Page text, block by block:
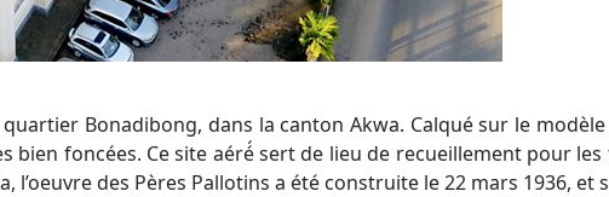
Bonadibong, dans la canton Akwa. Calqué sur le
foncées. Ce site aéré́ sert de lieu de recueillement pour
des Pères Pallotins a été construite le 22 mars 1936, et